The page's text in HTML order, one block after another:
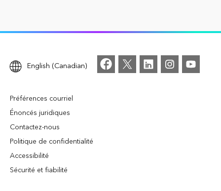
English (Canadian)
Préférences courriel
Énoncés juridiques
Contactez-nous
Politique de confidentialité
Accessibilité
Sécurité et fiabilité